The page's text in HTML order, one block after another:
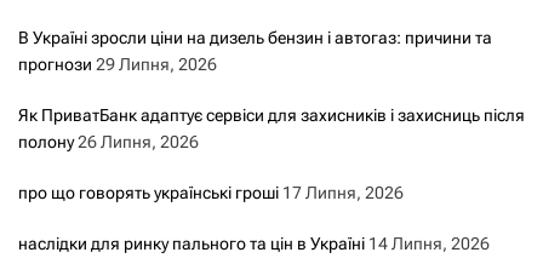
В Україні зросли ціни на дизель бензин і автогаз: причини та
прогнози 29 Липня, 2026
Як ПриватБанк адаптує сервіси для захисників і захисниць після
полону26 Липня, 2026
про що говорять українські гроші 17 Липня, 2026
наслідки для ринку пального та цін в Україні 14 Липня, 2026